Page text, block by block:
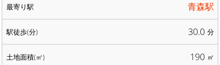
青森駅
30.0 分
190 ㎡